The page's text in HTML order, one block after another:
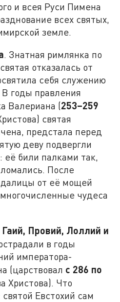
и всея Руси Пимена
всех святых,
земле.
. Знатная римлянка по
отказалась от
себя служению
годы правления
Валериана (253–259
святая
предстала перед
деву подвергли
били палками так,
После
от её мощей
чудеса
Провий, Лоллий и
в годы
императора-
(царствовал с 286 по
Христова). Что
Евстохий сам